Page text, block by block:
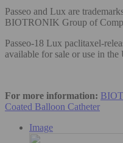
Passeo and Lux are
BIOTRONIK Group of
Passeo-18 Lux paclitaxel-
available for sale or use in the
For more information:
Coated Balloon Catheter
Image